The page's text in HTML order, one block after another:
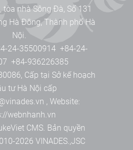
tòa nhà Sông Đà, Số 131
Hà Đông, Thành phố Hà
Nội.
24-35500914 +84-24-
+84-936226385
Cấp tại Sở kế hoạch
tư Hà Nội cấp
, Website:
webnhanh.vn
CMS. Bản quyền
2026 VINADES.,JSC